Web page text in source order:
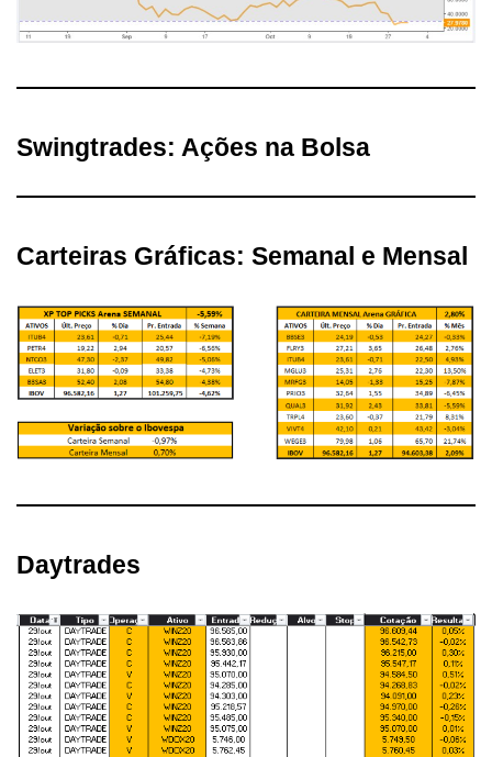
Swingtrades: Ações na Bolsa
Carteiras Gráficas: Semanal e Mensal
Daytrades